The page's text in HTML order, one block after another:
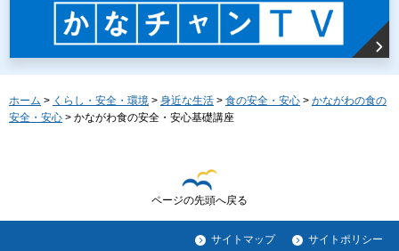
ホーム > くらし・安全・環境 > 身近な生活 > 食の安全・安心 > かながわの食の
安全・安心 > かながわ食の安全・安心基礎講座
ページの先頭へ戻る
サイトマップ サイトポリシー